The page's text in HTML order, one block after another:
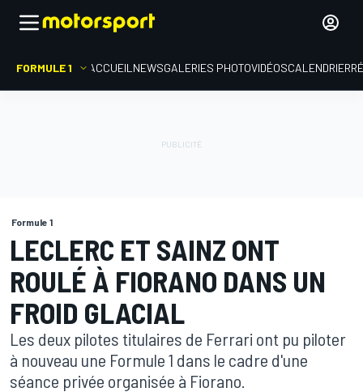
FORMULE 1 ACCUEIL NEWSGALERIES PHOTOVIDÉOSCALENDRIER
Formule 1
LECLERC ET SAINZ ONT
ROULÉ À FIORANO DANS UN
FROID GLACIAL
Les deux pilotes titulaires de Ferrari ont pu piloter
à nouveau une Formule 1 dans le cadre d'une
séance privée organisée à Fiorano.